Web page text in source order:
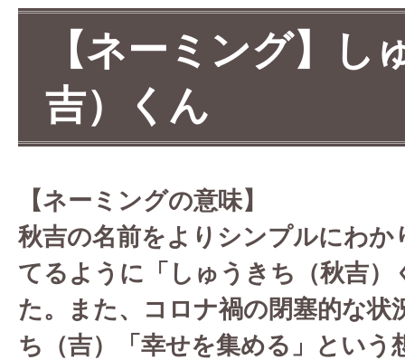
【ネーミング】し
吉）くん
【ネーミングの意味】
秋吉の名前をよりシンプルにわ
てるように「しゅうきち（秋吉）
た。また、コロナ禍の閉塞的な状
ち（吉）「幸せを集める」という